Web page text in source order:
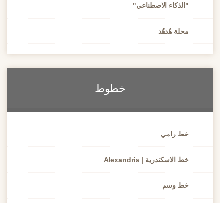
"الذكاء الاصطناعي"
مجلة هُدهُد
خطوط
خط رامي
خط الاسكندرية | Alexandria
خط وسم